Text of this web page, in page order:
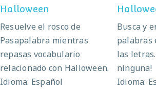
Halloween
Resuelve el rosco de
Pasapalabra mientras
repasas vocabulario
relacionado con Halloween.
Idioma: Español
Busca y
palabras
las
ninguna!
Idioma: